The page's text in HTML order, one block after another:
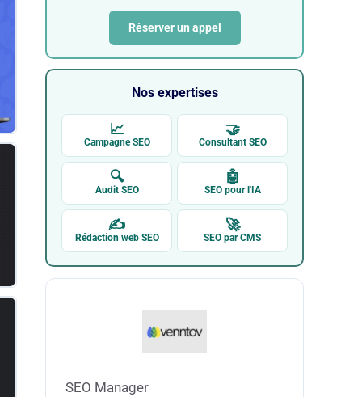
Réserver un appel
Nos expertises
📈
Campagne SEO
🤝
Consultant SEO
🔍
Audit SEO
🤖
SEO pour l'IA
✍
Rédaction web SEO
🚀
SEO par CMS
SEO Manager